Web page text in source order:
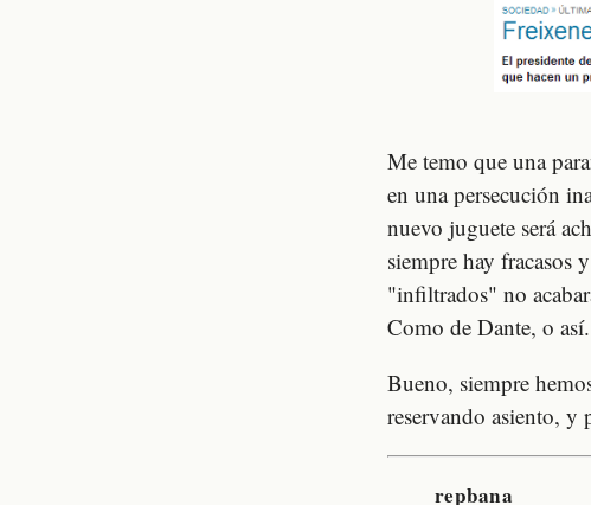
Me temo que una
en una persecución
nuevo juguete será
siempre hay fracasos
"infiltrados" no
Como de Dante, o así.
Bueno, siempre
reservando asiento, y
repbana